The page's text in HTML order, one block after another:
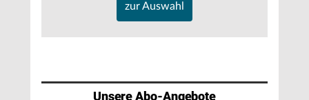
zur Auswahl
Unsere Abo-Angebote